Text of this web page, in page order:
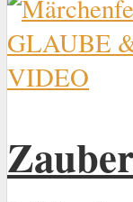
GLAUBE
VIDEO